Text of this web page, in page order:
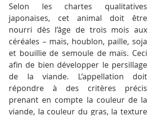
Selon les chartes qualitatives
japonaises, cet animal doit être
nourri dès l’âge de trois mois aux
céréales – maïs, houblon, paille, soja
et bouillie de semoule de maïs. Ceci
afin de bien développer le persillage
de la viande. L’appellation doit
répondre à des critères précis
prenant en compte la couleur de la
viande, la couleur du gras, la texture